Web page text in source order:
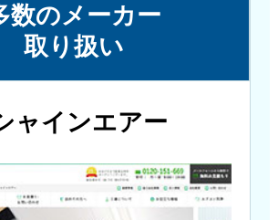
数のメーカー
取り扱い
ャインエアー